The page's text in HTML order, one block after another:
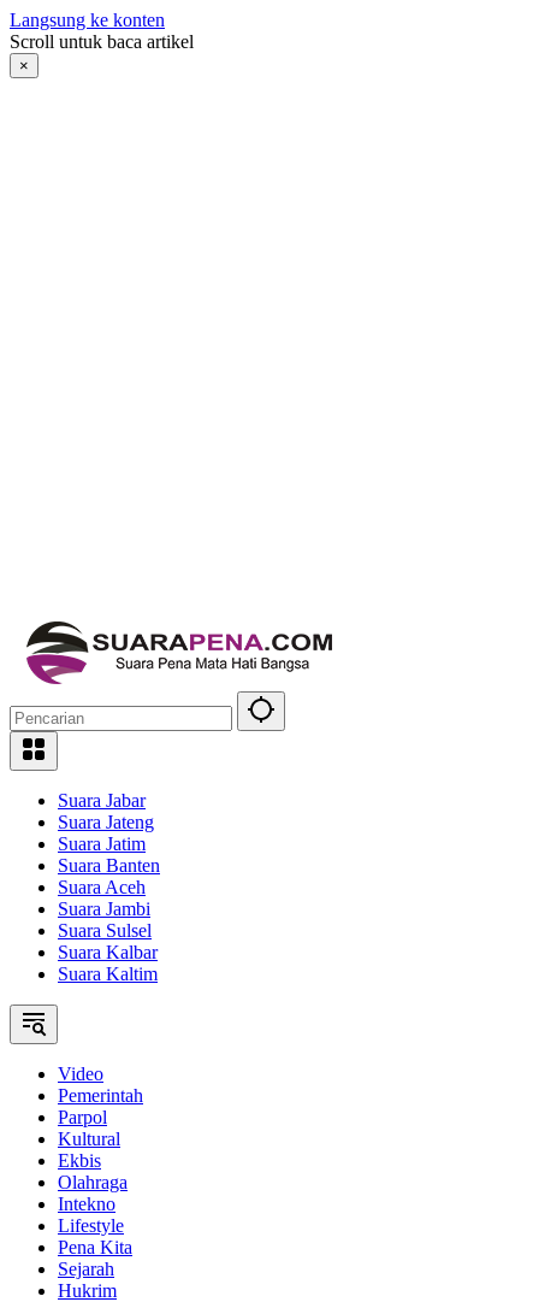
Langsung ke konten
Scroll untuk baca artikel
×
Suara Jabar
Suara Jateng
Suara Jatim
Suara Banten
Suara Aceh
Suara Jambi
Suara Sulsel
Suara Kalbar
Suara Kaltim
Video
Pemerintah
Parpol
Kultural
Ekbis
Olahraga
Intekno
Lifestyle
Pena Kita
Sejarah
Hukrim